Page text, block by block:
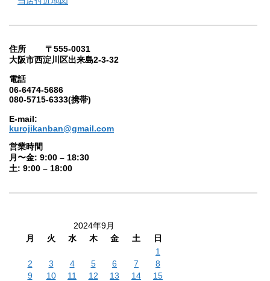
住所 〒555-0031
大阪市西淀川区出来島2-3-32
電話
06-6474-5686
080-5715-6333(携帯)
E-mail:
kurojikanban@gmail.com
営業時間
月〜金: 9:00 – 18:30
土: 9:00 – 18:00
2024年9月
月
火 水 木 金 土
日
1
2
3 4 5 6 7
8
9
10 11 12 13 14
15